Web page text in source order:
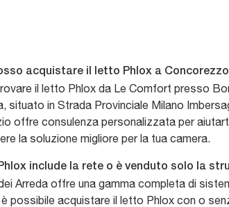
acquistare il letto Phlox a
il letto Phlox da Le Comfort presso
situato in Strada Provinciale Milano
offre consulenza personalizzata per
la soluzione migliore per la tua camera.
include la rete o è venduto solo la
Arreda offre una gamma completa di
è possibile acquistare il letto Phlox con o